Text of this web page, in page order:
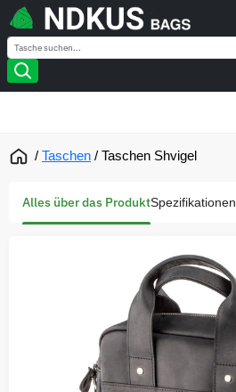
Search
Search
/ Taschen / Taschen Shvigel
Alles über das ProduktSpezifikationen